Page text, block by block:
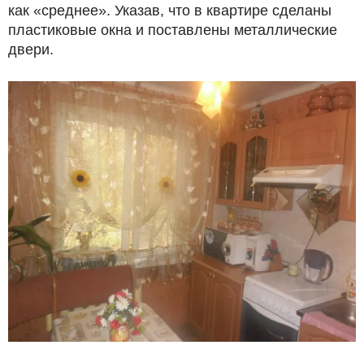
как «среднее». Указав, что в квартире сделаны
пластиковые окна и поставлены металлические
двери.